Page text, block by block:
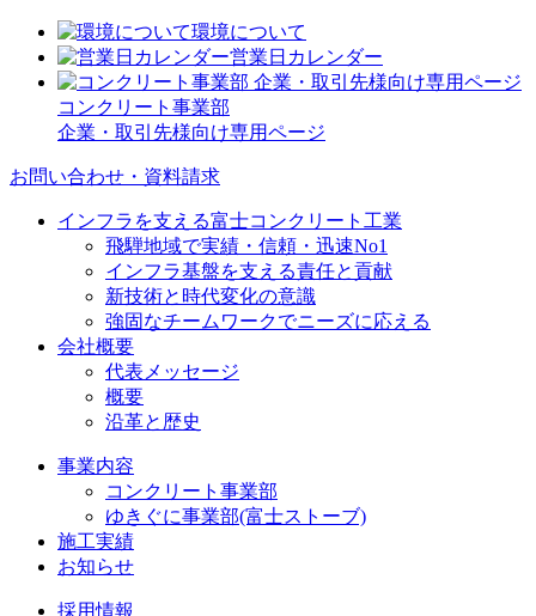
環境について
営業日カレンダー
コンクリート事業部
企業・取引先様向け専用ページ
お問い合わせ・資料請求
インフラを支える富士コンクリート工業
飛騨地域で実績・信頼・迅速No1
インフラ基盤を支える責任と貢献
新技術と時代変化の意識
強固なチームワークでニーズに応える
会社概要
代表メッセージ
概要
沿革と歴史
事業内容
コンクリート事業部
ゆきぐに事業部(富士ストーブ)
施工実績
お知らせ
採用情報